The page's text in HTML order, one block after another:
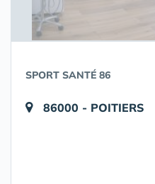
SPORT SANTÉ 86
86000 - POITIERS